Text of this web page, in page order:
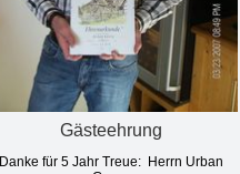
Gästeehrung
Danke für 5 Jahr Treue: Herrn Urban